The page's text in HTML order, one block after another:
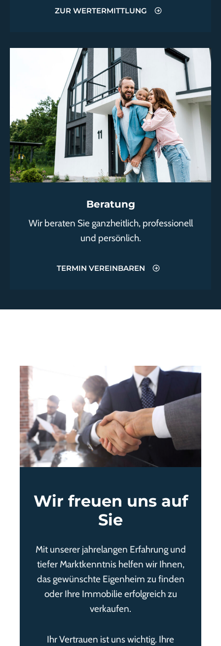
ZUR WERTERMITTLUNG
Beratung
Wir beraten Sie ganzheitlich, professionell
und persönlich.
TERMIN VEREINBAREN
Wir freuen uns auf
Sie
Mit unserer jahrelangen Erfahrung und
tiefer Marktkenntnis helfen wir Ihnen,
das gewünschte Eigenheim zu finden
oder Ihre Immobilie erfolgreich zu
verkaufen.
Ihr Vertrauen ist uns wichtig. Ihre